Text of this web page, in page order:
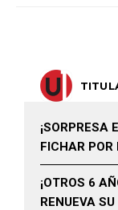
¡SORPRESA
FICHAR
¡OTROS 6
RENUEVA